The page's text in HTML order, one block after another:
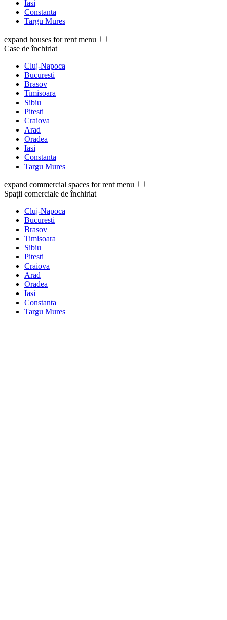
Iasi
Constanta
Targu Mures
expand houses for rent menu
Case de închiriat
Cluj-Napoca
Bucuresti
Brasov
Timisoara
Sibiu
Pitesti
Craiova
Arad
Oradea
Iasi
Constanta
Targu Mures
expand commercial spaces for rent menu
Spații comerciale de închiriat
Cluj-Napoca
Bucuresti
Brasov
Timisoara
Sibiu
Pitesti
Craiova
Arad
Oradea
Iasi
Constanta
Targu Mures